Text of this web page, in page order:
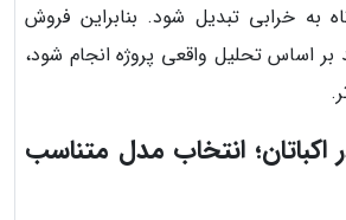
به خرابی تبدیل شود. بنابراین فروش
بر اساس تحلیل واقعی پروژه انجام شود،
اکباتان؛ انتخاب مدل متناسب